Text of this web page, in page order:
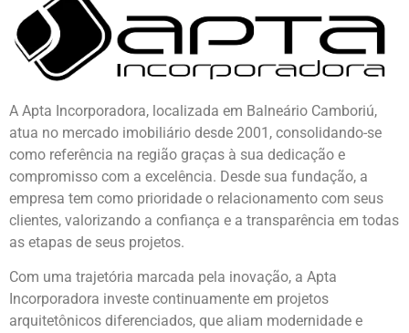
A Apta Incorporadora, localizada em Balneário Camboriú,
atua no mercado imobiliário desde 2001, consolidando-se
como referência na região graças à sua dedicação e
compromisso com a excelência. Desde sua fundação, a
empresa tem como prioridade o relacionamento com seus
clientes, valorizando a confiança e a transparência em todas
as etapas de seus projetos.
Com uma trajetória marcada pela inovação, a Apta
Incorporadora investe continuamente em projetos
arquitetônicos diferenciados, que aliam modernidade e